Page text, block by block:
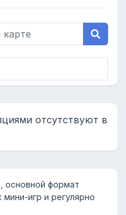
отсутствуют в
основной формат
игр и регулярно